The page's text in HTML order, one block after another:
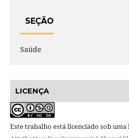
SEÇÃO
Saúde
LICENÇA
Este trabalho está licenciado sob uma